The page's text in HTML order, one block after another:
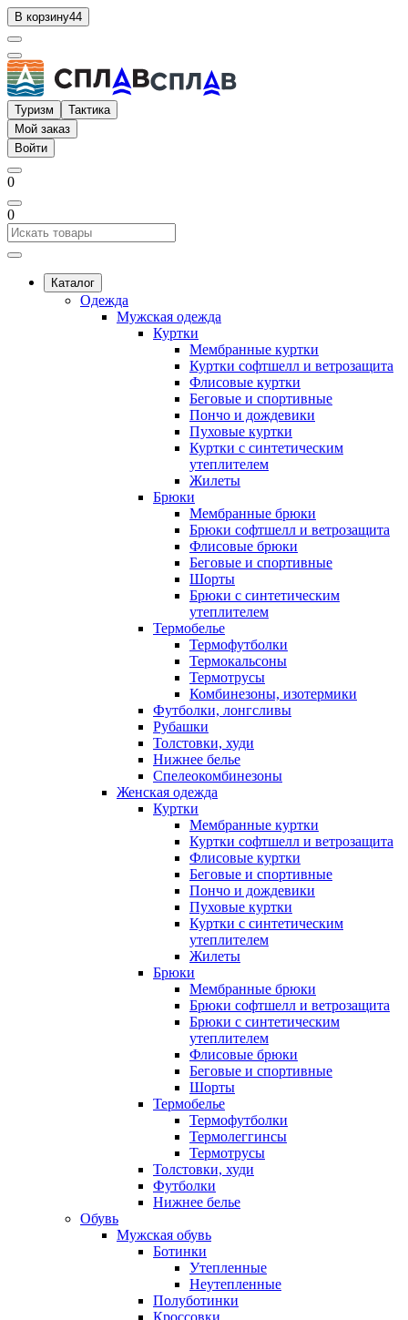
В корзину44
Туризм
Тактика
Мой заказ
Войти
0
0
Каталог
Одежда
Мужская одежда
Куртки
Мембранные куртки
Куртки софтшелл и ветрозащита
Флисовые куртки
Беговые и спортивные
Пончо и дождевики
Пуховые куртки
Куртки с синтетическим
утеплителем
Жилеты
Брюки
Мембранные брюки
Брюки софтшелл и ветрозащита
Флисовые брюки
Беговые и спортивные
Шорты
Брюки с синтетическим
утеплителем
Термобелье
Термофутболки
Термокальсоны
Термотрусы
Комбинезоны, изотермики
Футболки, лонгсливы
Рубашки
Толстовки, худи
Нижнее белье
Спелеокомбинезоны
Женская одежда
Куртки
Мембранные куртки
Куртки софтшелл и ветрозащита
Флисовые куртки
Беговые и спортивные
Пончо и дождевики
Пуховые куртки
Куртки с синтетическим
утеплителем
Жилеты
Брюки
Мембранные брюки
Брюки софтшелл и ветрозащита
Брюки с синтетическим
утеплителем
Флисовые брюки
Беговые и спортивные
Шорты
Термобелье
Термофутболки
Термолеггинсы
Термотрусы
Толстовки, худи
Футболки
Нижнее белье
Обувь
Мужская обувь
Ботинки
Утепленные
Неутепленные
Полуботинки
Кроссовки